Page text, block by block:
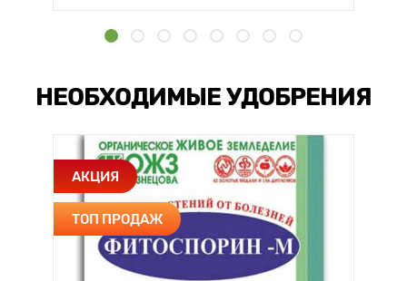
НЕОБХОДИМЫЕ УДОБРЕНИЯ
АКЦИЯ
ТОП ПРОДАЖ